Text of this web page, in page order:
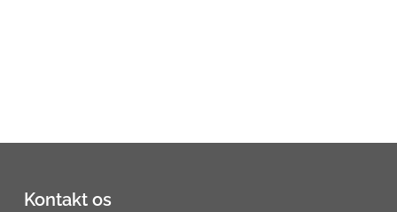
Kontakt os